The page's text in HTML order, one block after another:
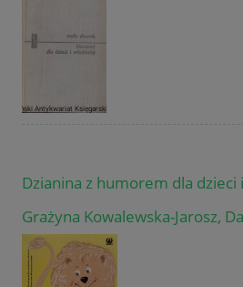
Dzianina z humorem dla dzieci
Grażyna Kowalewska-Jarosz,